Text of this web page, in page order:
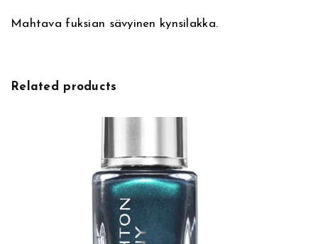
Mahtava fuksian sävyinen kynsilakka.
Related products